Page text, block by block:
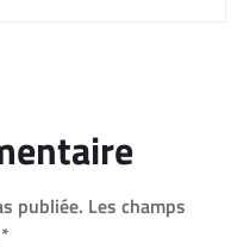
publiée. Les champs
*